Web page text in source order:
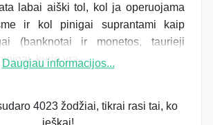
labai aiški tol, kol ja operuojama
ir kol pinigai suprantami kaip
(banknotai ir monetos, taurieji
kurie yra...
Daugiau informacijos...
4023 žodžiai, tikrai rasi tai, ko